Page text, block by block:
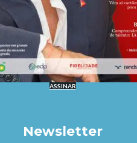
ASSINAR
Newsletter